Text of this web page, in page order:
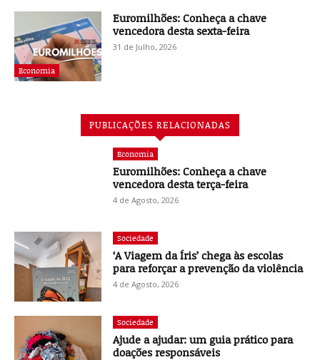
Economia
Euromilhões: Conheça a chave
vencedora desta sexta-feira
31 de Julho, 2026
PUBLICAÇÕES RELACIONADAS
Economia
Euromilhões: Conheça a chave
vencedora desta terça-feira
4 de Agosto, 2026
Sociedade
‘A Viagem da Íris’ chega às escolas
para reforçar a prevenção da violência
4 de Agosto, 2026
Sociedade
Ajude a ajudar: um guia prático para
doações responsáveis